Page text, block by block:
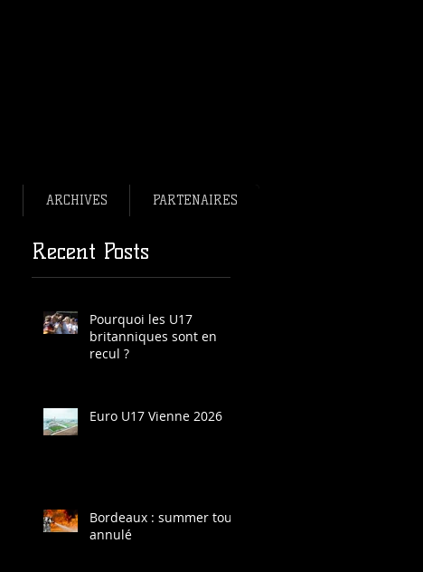
ARCHIVES PARTENAIRES
Recent Posts
Pourquoi les U17
britanniques sont en
recul ?
Euro U17 Vienne 2026
Bordeaux : summer tour
annulé